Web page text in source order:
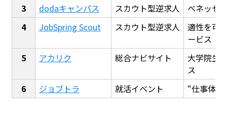
dodaキャンパス
スカウト型逆求人
ベネッセ
JobSpring Scout
スカウト型逆求人
適性を可
ービス
アカリク
総合ナビサイト
大学院生
ス
ジョブトラ
就活イベント “仕事体